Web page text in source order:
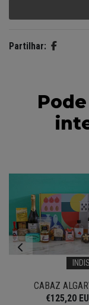
Partilhar:
CABAZ
€125,20